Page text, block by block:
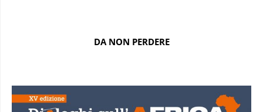
DA NON PERDERE